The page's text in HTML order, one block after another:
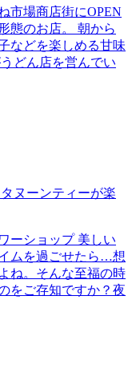
市場商店街にOPEN
態のお店。 朝から
などを楽しめる甘味
どん店を営んでい
ヌーンティーが楽
ーショップ 美しい
ムを過ごせたら…想
ね。そんな至福の時
をご存知ですか？夜